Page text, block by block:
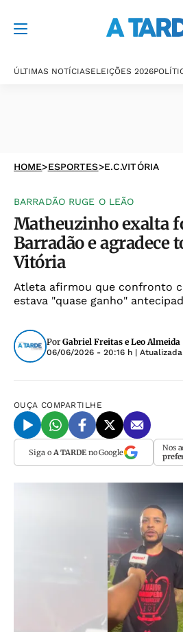
ÚLTIMAS NOTÍCIASELEIÇÕES 2026
HOME>ESPORTES>E.C.VITÓRIA
BARRADÃO RUGE O LEÃO
Matheuzinho exalta
Barradão e agradece
Vitória
Atleta afirmou que confronto
estava "quase ganho"
Por Gabriel Freitas e Leo Almeida
06/06/2026 - 20:16 h |
OUÇA COMPARTILHE
Siga o A TARDEno Google Nos